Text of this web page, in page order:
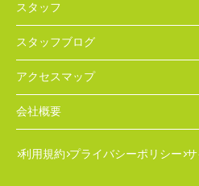
スタッフ
スタッフブログ
アクセスマップ
会社概要
利用規約 プライバシーポリシー